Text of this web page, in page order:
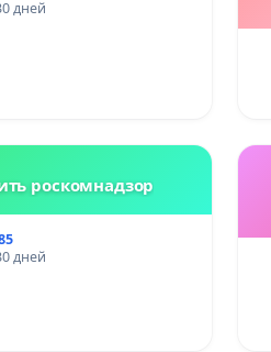
дней
роскомнадзор
дней